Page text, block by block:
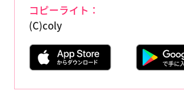
コピーライト：
(C)coly